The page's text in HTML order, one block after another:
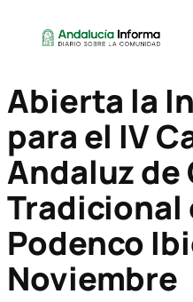
Abierta la
para el IV
Andaluz de
Tradicional
Podenco
Noviembre